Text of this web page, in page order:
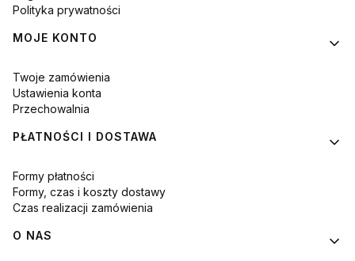
Polityka prywatności
MOJE KONTO
Twoje zamówienia
Ustawienia konta
Przechowalnia
PŁATNOŚCI I DOSTAWA
Formy płatności
Formy, czas i koszty dostawy
Czas realizacji zamówienia
O NAS